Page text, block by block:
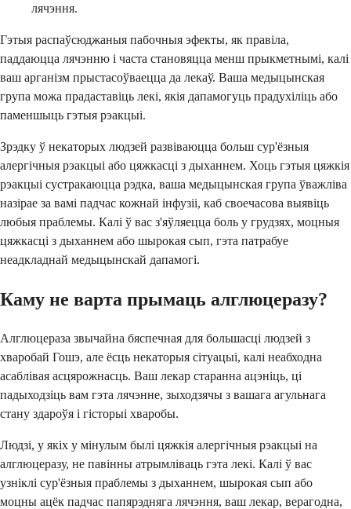
лячэння.
Гэтыя распаўсюджаныя пабочныя эфекты, як правіла,
паддаюцца лячэнню і часта становяцца менш прыкметнымі, калі
ваш арганізм прыстасоўваецца да лекаў. Ваша медыцынская
група можа прадаставіць лекі, якія дапамогуць прадухіліць або
паменшыць гэтыя рэакцыі.
Зрэдку ў некаторых людзей развіваюцца больш сур'ёзныя
алергічныя рэакцыі або цяжкасці з дыханнем. Хоць гэтыя цяжкія
рэакцыі сустракаюцца рэдка, ваша медыцынская група ўважліва
назірае за вамі падчас кожнай інфузіі, каб своечасова выявіць
любыя праблемы. Калі ў вас з'яўляецца боль у грудзях, моцныя
цяжкасці з дыханнем або шырокая сып, гэта патрабуе
неадкладнай медыцынскай дапамогі.
Каму не варта прымаць алглюцеразу?
Алглюцераза звычайна бяспечная для большасці людзей з
хваробай Гошэ, але ёсць некаторыя сітуацыі, калі неабходна
асаблівая асцярожнасць. Ваш лекар старанна ацэніць, ці
падыходзіць вам гэта лячэнне, зыходзячы з вашага агульнага
стану здароўя і гісторыі хваробы.
Людзі, у якіх у мінулым былі цяжкія алергічныя рэакцыі на
алглюцеразу, не павінны атрымліваць гэта лекі. Калі ў вас
узніклі сур'ёзныя праблемы з дыханнем, шырокая сып або
моцны ацёк падчас папярэдняга лячэння, ваш лекар, верагодна,